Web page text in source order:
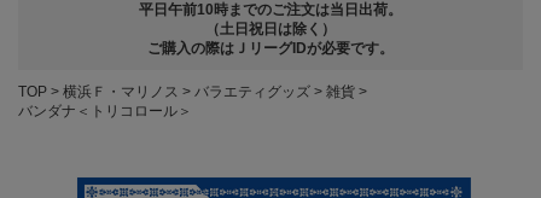
平日午前10時までのご注文は当日出荷。
（土日祝日は除く）
ご購入の際はＪリーグIDが必要です。
TOP 横浜Ｆ・マリノス バラエティグッズ
雑貨
バンダナ＜トリコロール＞